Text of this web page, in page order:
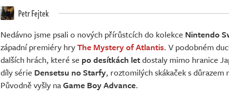
Petr Fejtek
Nedávno jsme psali o nových přírůstcích do kolekce Nintendo
západní premiéry hryThe Mystery of Atlantis. V podobném
dalších hrách, které se po desítkách letdostaly mimo hranice
díly série Densetsu no Starfy, roztomilých skákaček s důrazem
Původně vyšly naGame Boy Advance.